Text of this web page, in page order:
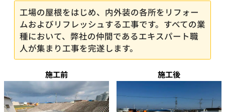
お問い合わせ
CONTACT
メールでの受付
お問い合わせフォーム
24時間受付中
工場の屋根をはじめ、内外装の各所をリフォー
ムおよびリフレッシュする工事です。すべての業
種において、弊社の仲間であるエキスパート職
人が集まり工事を完遂します。
施工前 施工後